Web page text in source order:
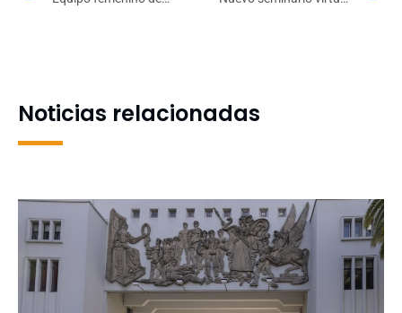
Noticias relacionadas